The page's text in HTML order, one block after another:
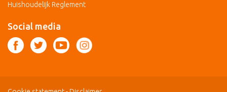
Huishoudelijk Reglement
Social media